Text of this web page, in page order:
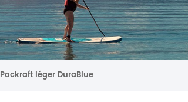
Packraft léger DuraBlue